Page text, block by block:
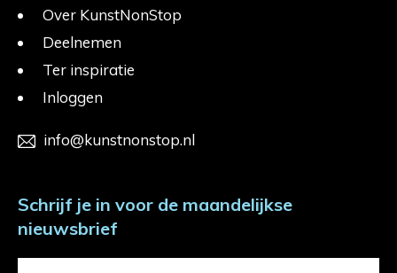
Over KunstNonStop
Deelnemen
Ter inspiratie
Inloggen
info@kunstnonstop.nl
Schrijf je in voor de maandelijkse
nieuwsbrief